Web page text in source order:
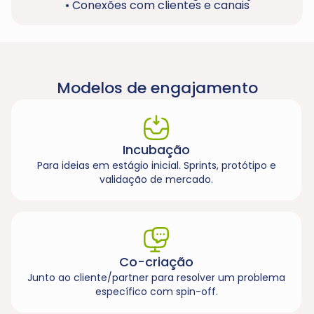
• Conexões com clientes e canais
Modelos de engajamento
Incubação
Para ideias em estágio inicial. Sprints, protótipo e
validação de mercado.
Co-criação
Junto ao cliente/partner para resolver um problema
específico com spin-off.